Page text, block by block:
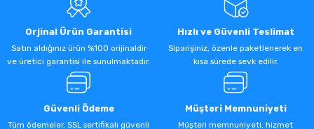
Orjinal Ürün Garantisi
Satın aldığınız ürün %100 orijinaldir
ve üretici garantisi ile sunulmaktadır.
Hızlı ve Güvenli Teslimat
Siparişiniz, özenle paketlenerek en
kısa sürede sevk edilir.
Güvenli Ödeme
Tüm ödemeler, SSL sertifikalı güvenli
Müşteri Memnuniyeti
Müşteri memnuniyeti, hizmet